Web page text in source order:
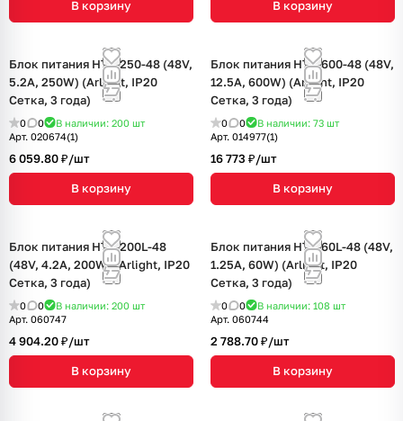
В корзину В корзину
Блок питания HTS-250-48 (48V,
5.2A, 250W) (Arlight, IP20
Сетка, 3 года)
0 0 В наличии: 200 шт
Арт. 020674(1)
6 059.80 ₽/шт
В корзину
Блок питания HTS-600-48 (48V,
12.5A, 600W) (Arlight, IP20
Сетка, 3 года)
0 0 В наличии: 73 шт
Арт. 014977(1)
16 773 ₽/шт
В корзину
Блок питания HTS-200L-48
(48V, 4.2A, 200W) (Arlight, IP20
Сетка, 3 года)
0 0 В наличии: 200 шт
Арт. 060747
4 904.20 ₽/шт
В корзину
Блок питания HTS-60L-48 (48V,
1.25A, 60W) (Arlight, IP20
Сетка, 3 года)
0 0 В наличии: 108 шт
Арт. 060744
2 788.70 ₽/шт
В корзину